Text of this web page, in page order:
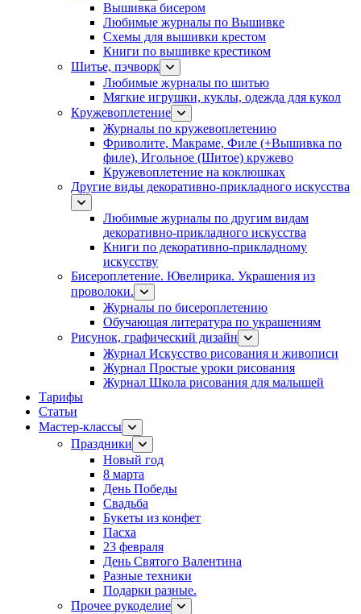
Вышивка бисером
Любимые журналы по Вышивке
Схемы для вышивки крестом
Книги по вышивке крестиком
Шитье, пэчворк
Любимые журналы по шитью
Мягкие игрушки, куклы, одежда для кукол
Кружевоплетение
Журналы по кружевоплетению
Фриволите, Макраме, Филе (+Вышивка по
филе), Игольное (Шитое) кружево
Кружевоплетение на коклюшках
Другие виды декоративно-прикладного искусства
Любимые журналы по другим видам
декоративно-прикладного искусства
Книги по декоративно-прикладному
искусству
Бисероплетение. Ювелирика. Украшения из
проволоки.
Журналы по бисероплетению
Обучающая литература по украшениям
Рисунок, графический дизайн
Журнал Искусство рисования и живописи
Журнал Простые уроки рисования
Журнал Школа рисования для малышей
Тарифы
Статьи
Мастер-классы
Праздники
Новый год
8 марта
День Победы
Свадьба
Букеты из конфет
Пасха
23 февраля
День Святого Валентина
Разные техники
Подарки разные.
Прочее рукоделие